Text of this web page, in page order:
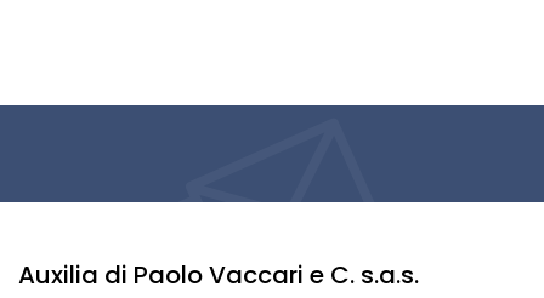
Auxilia di Paolo Vaccari e C. s.a.s.